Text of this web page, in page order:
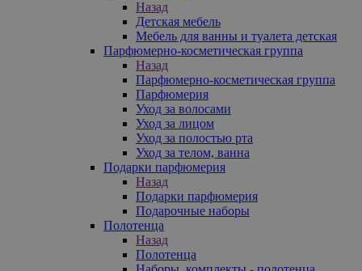
Назад
Детская мебель
Мебель для ванны и туалета детская
Парфюмерно-косметическая группа
Назад
Парфюмерно-косметическая группа
Парфюмерия
Уход за волосами
Уход за лицом
Уход за полостью рта
Уход за телом, ванна
Подарки парфюмерия
Назад
Подарки парфюмерия
Подарочные наборы
Полотенца
Назад
Полотенца